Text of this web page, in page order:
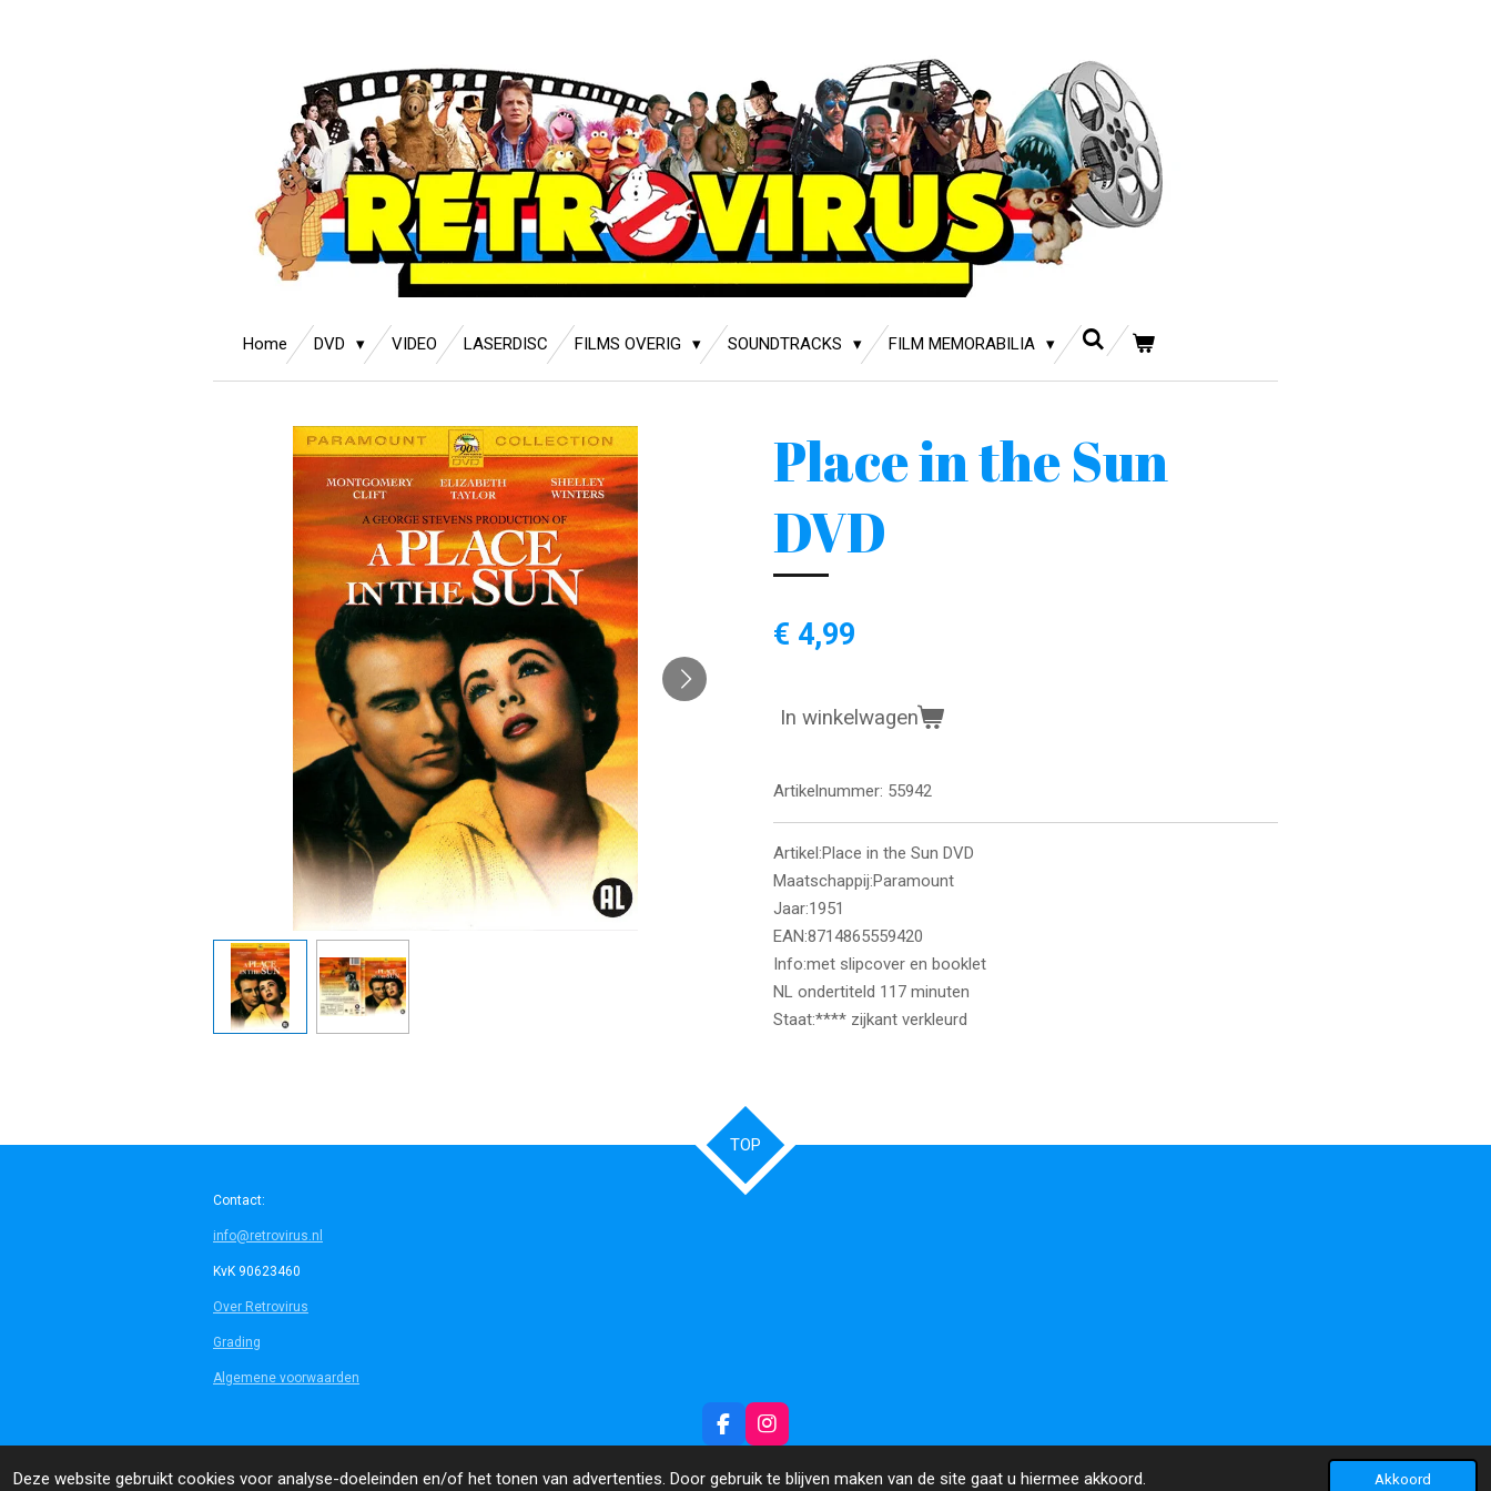
Deze website gebruikt cookies voor analyse-doeleinden en/of het tonen van advertenties. Door gebruik te blijven maken van de site gaat u hiermee akkoord. Akkoord
Home DVD VIDEO LASERDISC FILMS OVERIG SOUNDTRACKS FILM MEMORABILIA
Place in the Sun
DVD
€ 4,99
In winkelwagen
Artikelnummer: 55942
Artikel:Place in the Sun DVD
Maatschappij:Paramount
Jaar:1951
EAN:8714865559420
Info:met slipcover en booklet
NL ondertiteld 117 minuten
Staat:**** zijkant verkleurd
TOP
Contact:
info@retrovirus.nl
KvK 90623460
Over Retrovirus
Grading
Algemene voorwaarden
F
a
c
I
n
s